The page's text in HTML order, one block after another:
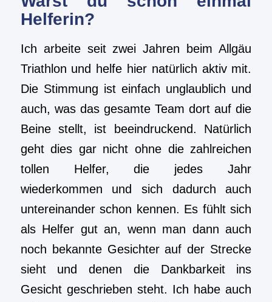
Helferin?
Ich arbeite seit zwei Jahren beim Allgäu
Triathlon und helfe hier natürlich aktiv mit.
Die Stimmung ist einfach unglaublich und
auch, was das gesamte Team dort auf die
Beine stellt, ist beeindruckend. Natürlich
geht dies gar nicht ohne die zahlreichen
tollen Helfer, die jedes Jahr
wiederkommen und sich dadurch auch
untereinander schon kennen. Es fühlt sich
als Helfer gut an, wenn man dann auch
noch bekannte Gesichter auf der Strecke
sieht und denen die Dankbarkeit ins
Gesicht geschrieben steht. Ich habe auch